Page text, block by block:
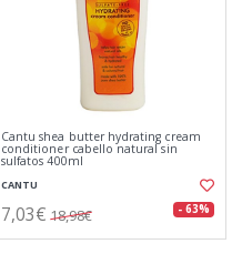
Cantu shea butter hydrating cream
conditioner cabello natural sin
sulfatos 400ml
CANTU
7,03€ 18,98€ - 63%